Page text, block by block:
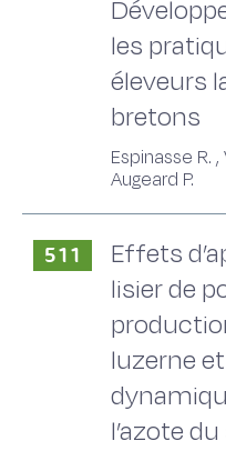
les
éleveurs
bretons
Espinasse R. ,
Augeard P.
511
Effets
lisier de
luzerne
l’azote